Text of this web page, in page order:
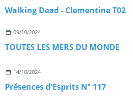
Walking Dead - Clementine T02
09/10/2024
TOUTES LES MERS DU MONDE
14/10/2024
Présences d'Esprits N° 117